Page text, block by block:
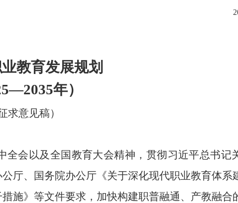
教育发展规划
年）
求意见稿）
全会以及全国教育大会精神，贯彻习近平总书记
厅、国务院办公厅《关于深化现代职业教育体系
施》等文件要求，加快构建职普融通、产教融合